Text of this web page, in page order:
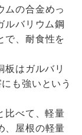
ムの合金めっ
ルバリウム鋼
で、耐食性を
板はガルバリ
も強いという
比べて、軽量
、屋根の軽量